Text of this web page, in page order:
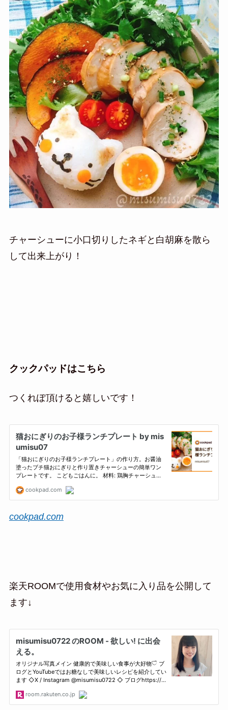
チャーシューに小口切りしたネギと白胡麻を散ら
して出来上がり！
クックパッドはこちら
つくれぽ頂けると嬉しいです！
cookpad.com
楽天ROOMで使用食材やお気に入り品を公開して
ます↓